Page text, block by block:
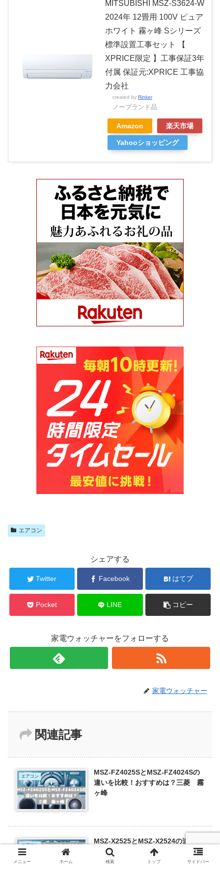
MITSUBISHI MSZ-S3624-W
2024年 12畳用 100V ピュア
ホワイト 霧ヶ峰 Sシリーズ
標準設置工事セット 【
XPRICE限定 】工事保証3年
付属 保証元:XPRICE 工事協
力会社
created by Rinker
ノーブランド品
Amazon 楽天市場
Yahooショッピング
エアコン
シェアする
Twitter Facebook はてブ
Pocket LINE コピー
家電ウォッチャーをフォローする
家電ウォッチャー
関連記事
エアコン
MSZ-FZ4025SとMSZ-FZ4024Sの
違いを比較！おすすめは？三菱 霧
ヶ峰
エアコン
MSZ-X2525とMSZ-X2524の違いを
比較！おすすめは？三菱エアコン霧
ヶ峰8畳用
メニュー ホーム 検索 トップ サイドバー